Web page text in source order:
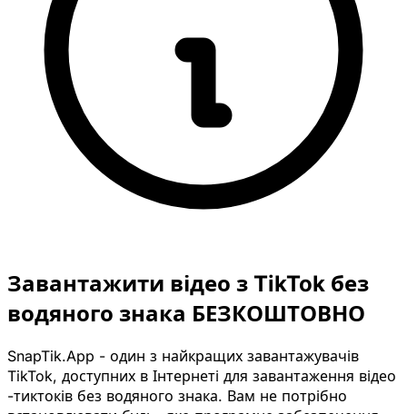
Завантажити відео з TikTok без
водяного знака БЕЗКОШТОВНО
SnapTik.App - один з найкращих завантажувачів
TikTok, доступних в Інтернеті для завантаження відео
-тиктоків без водяного знака. Вам не потрібно